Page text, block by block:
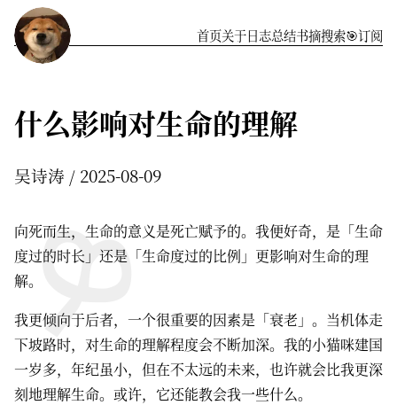
首页关于️日志总结书摘搜索🎯订阅
什么影响对生命的理解
吴诗涛 2025-08-09
向死而生，生命的意义是死亡赋予的。我便好奇，是「生命
度过的时长」还是「生命度过的比例」更影响对生命的理
解。
我更倾向于后者，一个很重要的因素是「衰老」。当机体走
下坡路时，对生命的理解程度会不断加深。我的小猫咪建国
一岁多，年纪虽小，但在不太远的未来，也许就会比我更深
刻地理解生命。或许，它还能教会我一些什么。